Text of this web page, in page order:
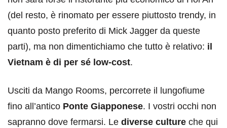
(del resto, è rinomato per essere piuttosto trendy, in
quanto posto preferito di Mick Jagger da queste
parti), ma non dimentichiamo che tutto è relativo: il
Vietnam è di per sé low-cost.
Usciti da Mango Rooms, percorrete il lungofiume
fino all’antico Ponte Giapponese. I vostri occhi non
sapranno dove fermarsi. Le diverse culture che qui